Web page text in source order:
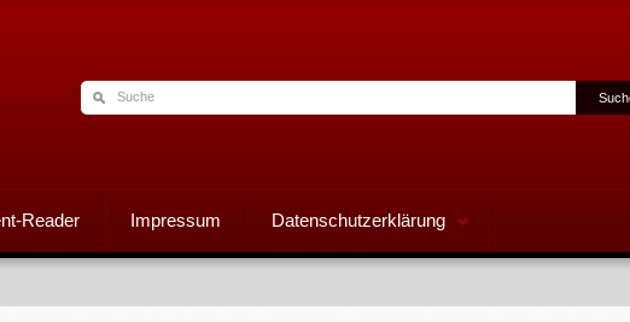
Reader Impressum Datenschutzerklärung